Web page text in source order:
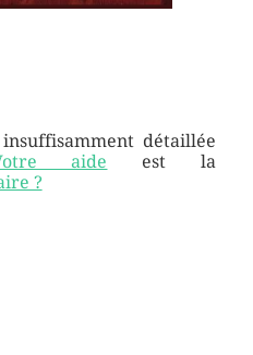
détaillée
aide est la
?